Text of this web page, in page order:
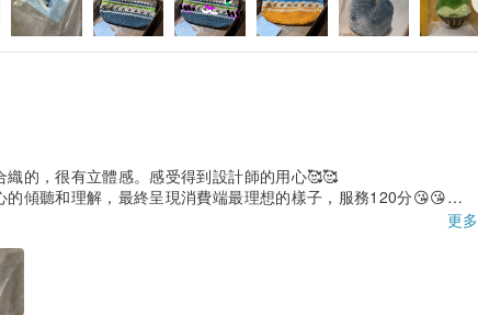
的，很有立體感。感受得到設計師的用心🥰🥰
傾聽和理解，最終呈現消費端最理想的樣子，服務120分😘😘
更多